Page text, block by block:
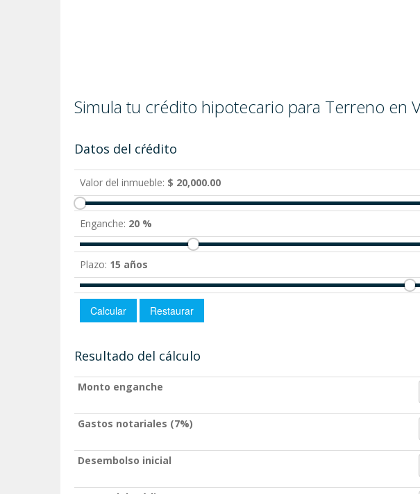
Simula tu crédito hipotecario para Terreno en
Datos del cŕédito
Valor del inmueble: $ 20,000.00
Enganche: 20 %
Plazo: 15 años
Resultado del cálculo
Monto enganche
Gastos notariales (7%)
Desembolso inicial